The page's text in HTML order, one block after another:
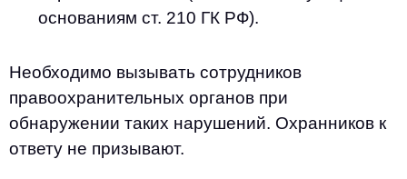
основаниям ст. 210 ГК РФ).
Необходимо вызывать сотрудников
правоохранительных органов при
обнаружении таких нарушений. Охранников к
ответу не призывают.